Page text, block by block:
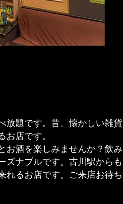
放題です。昔、懐かしい雑貨
お店です。
お酒を楽しみませんか？飲み
ズナブルです。古川駅からも
れるお店です。ご来店お待ち